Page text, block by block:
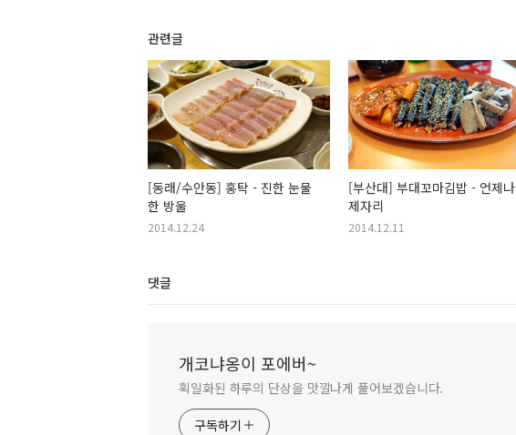
관련글
[동래/수안동] 홍탁 - 진한 눈물
한 방울
2014.12.24
[부산대] 부대꼬마김밥 - 언제나
제자리
2014.12.11
댓글
개코냐옹이 포에버~
획일화된 하루의 단상을 맛깔나게 풀어보겠습니다.
구독하기